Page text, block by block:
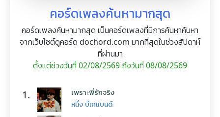
คอร์ดเพลงค้นหามากสุด
คอร์ดเพลงค้นหามากสุด เป็นคอร์ดเพลงที่มีการค้นหาค้นหา
จากเว็บไซต์ดูคอร์ด dochord.com มากที่สุดในช่วงสัปดาห์
ที่ผ่านมา
ตั้งแต่ช่วงวันที่ 02/08/2569 ถึงวันที่ 08/08/2569
1. เพราะพี่รักจริง
หนึ่ง บีเคแบนด์